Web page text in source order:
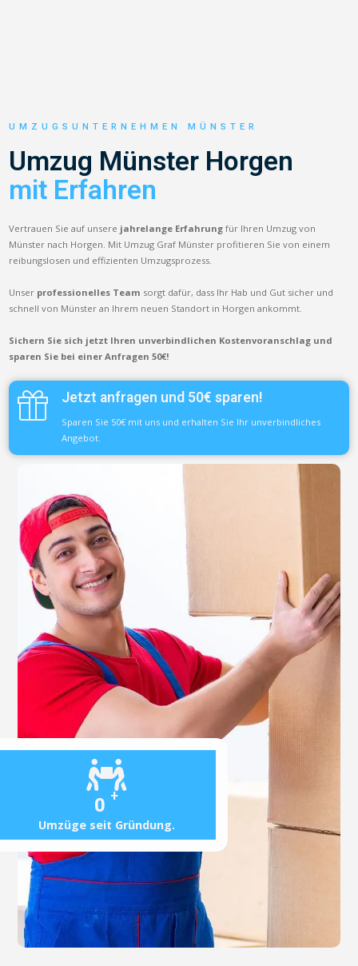
0 +
Umzüge seit Gründung.
UMZUGSUNTERNEHMEN MÜNSTER
Umzug Münster Horgen
mit Erfahren
Vertrauen Sie auf unsere jahrelange Erfahrung für Ihren Umzug von
Münster nach Horgen. Mit Umzug Graf Münster profitieren Sie von einem
reibungslosen und effizienten Umzugsprozess.
Unser professionelles Team sorgt dafür, dass Ihr Hab und Gut sicher und
schnell von Münster an Ihrem neuen Standort in Horgen ankommt.
Sichern Sie sich jetzt Ihren unverbindlichen Kostenvoranschlag und
sparen Sie bei einer Anfragen 50€!
Jetzt anfragen und 50€ sparen!
Sparen Sie 50€ mit uns und erhalten Sie Ihr unverbindliches
Angebot.